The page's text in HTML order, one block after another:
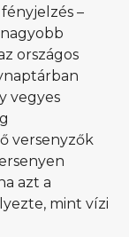
–
országos
vegyes
versenyzők
azt a
mint vízi